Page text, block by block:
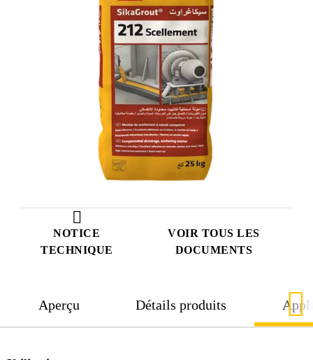
NOTICE
TECHNIQUE
VOIR TOUS LES
DOCUMENTS
Aperçu Détails produits